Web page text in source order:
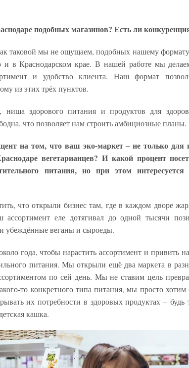
подобных магазинов? Есть ли
таковой мы не ощущаем, подобных нашему формату
и в Краснодарском крае. В нашей работе мы
и удобство клиента. Наш формат
из этих трёх пунктов.
здорового питания и продуктов для
что позволяет нам строить амбициозные планы.
на том, что ваш эко-маркет – не только для
вегетарианцев? И какой процент
питания, но при этом
что открыли бизнес там, где в каждом дворе
ассортимент еле дотягивал до одной тысячи
убеждённые веганы и сыроеды.
года, чтобы нарастить ассортимент и привить
питания. Мы открыли ещё два маркета в
по сей день. Мы не ставим цель
то конкретного типа питания, мы просто
их потребности в здоровых продуктах –
кашка.